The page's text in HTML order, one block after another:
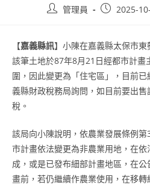
Post管理員
Post 2025-
【嘉義縣訊】小陳在嘉義縣太保市東
該筆土地於87年8月21日經都市計畫
圍，因此變更為「住宅區」，目前
義縣財政稅務局詢問，如目前要出
稅。
該局向小陳說明，依農業發展條例
市計畫依法變更為非農業用地，在
成，或是已發布細部計畫地區，在
畫前，若仍繼續作農業使用，在移